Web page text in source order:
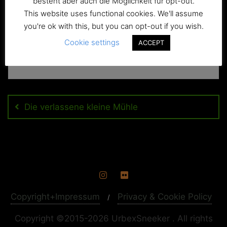
Die verlassene kleine Mühle
Copyright+Impressum Privacy & Cookie Policy
Copyright ©2015-2026 UrbexSneeker . All rights
This website uses functional cookies. We'll assume
you're ok with this, but you can opt-out if you wish.
Cookie settings
ACCEPT